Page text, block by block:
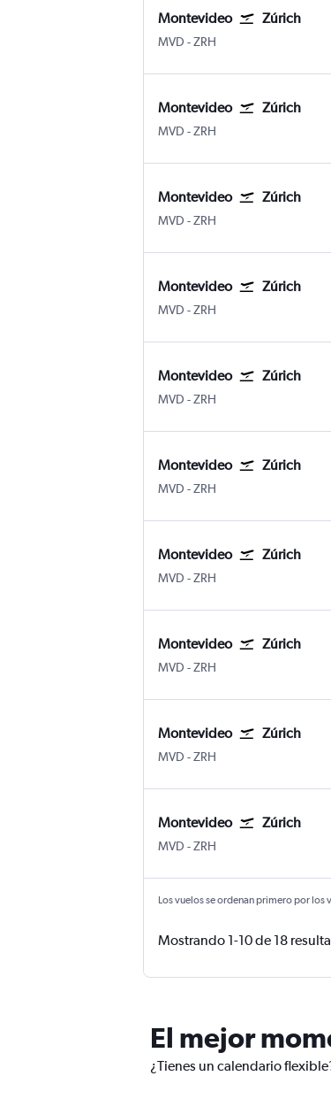
Montevideo Zúrich
MVD -ZRH
Montevideo Zúrich
MVD -ZRH
Montevideo Zúrich
MVD -ZRH
Montevideo Zúrich
MVD -ZRH
Montevideo Zúrich
MVD -ZRH
Montevideo Zúrich
MVD -ZRH
Montevideo Zúrich
MVD -ZRH
Montevideo Zúrich
MVD -ZRH
Montevideo Zúrich
MVD -ZRH
Montevideo Zúrich
MVD -ZRH
Los vuelos se ordenan primero por los
Mostrando 1-10 de 18
El mejor
¿Tienes un calendario